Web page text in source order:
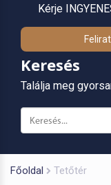
Kérje
Keresés
Találja meg
Főoldal Tetőtér